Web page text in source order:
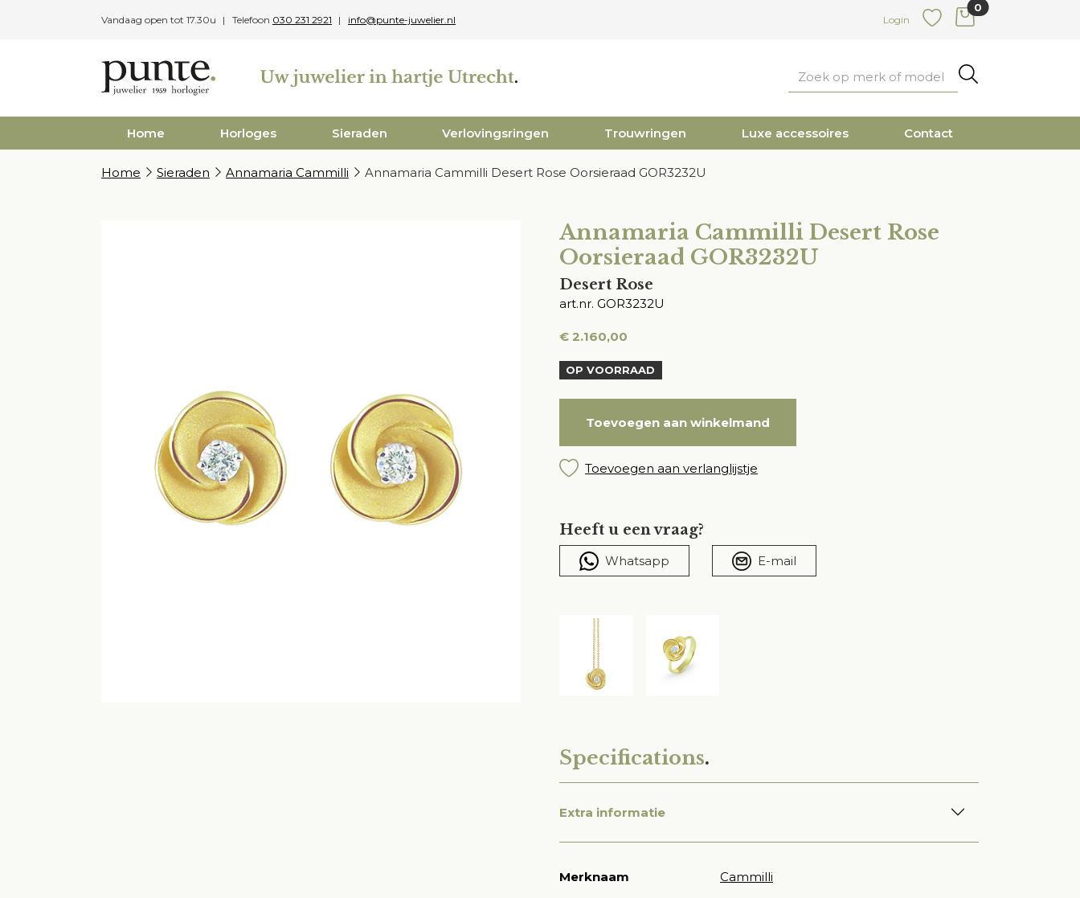
Vandaag open tot 17.30u Telefoon 030 231 2921 info@punte-juwelier.nl
Login
0
items in cart
Home Horloges Sieraden Verlovingsringen Trouwringen Luxe accessoires Contact
Home Sieraden Annamaria Cammilli Annamaria Cammilli Desert Rose Oorsieraad GOR3232U
Annamaria Cammilli Desert Rose
Oorsieraad GOR3232U
Desert Rose
art.nr. GOR3232U
€ 2.160,00
OP VOORRAAD
Toevoegen aan winkelmand
Toevoegen aan verlanglijstje
Heeft u een vraag?
Whatsapp E-mail
Specifications.
Extra informatie
Merknaam
Cammilli